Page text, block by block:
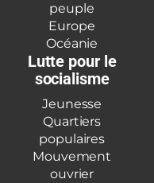
peuple
Europe
Océanie
Lutte pour le
socialisme
Jeunesse
Quartiers
populaires
Mouvement
ouvrier